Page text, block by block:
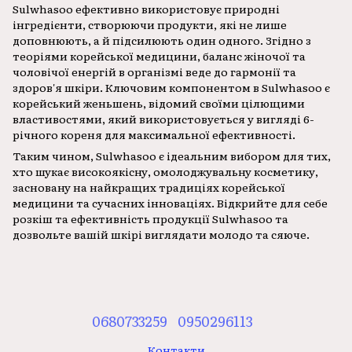
Sulwhasoo ефективно використовує природні
інгредієнти, створюючи продукти, які не лише
доповнюють, а й підсилюють один одного. Згідно з
теоріями корейської медицини, баланс жіночої та
чоловічої енергій в організмі веде до гармонії та
здоров'я шкіри. Ключовим компонентом в Sulwhasoo є
корейський женьшень, відомий своїми цілющими
властивостями, який використовується у вигляді 6-
річного кореня для максимальної ефективності.
Таким чином, Sulwhasoo є ідеальним вибором для тих,
хто шукає високоякісну, омолоджувальну косметику,
засновану на найкращих традиціях корейської
медицини та сучасних інноваціях. Відкрийте для себе
розкіш та ефективність продукції Sulwhasoo та
дозвольте вашій шкірі виглядати молодо та сяюче.
0680733259 0950296113